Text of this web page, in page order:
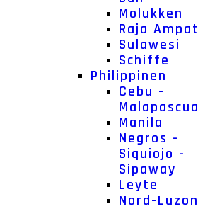
Molukken
Raja Ampat
Sulawesi
Schiffe
Philippinen
Cebu -
Malapascua
Manila
Negros -
Siquiojo -
Sipaway
Leyte
Nord-Luzon